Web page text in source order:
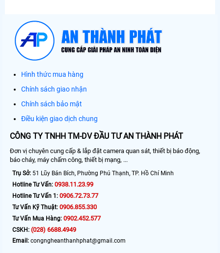
Hình thức mua hàng
Chính sách giao nhận
Chính sách bảo mật
Điều kiện giao dịch chung
CÔNG TY TNHH TM-DV ĐẦU TƯ AN THÀNH PHÁT
Đơn vị chuyên cung cấp & lắp đặt camera quan sát, thiết bị báo động,
báo cháy, máy chấm công, thiết bị mạng, ...
Trụ Sở: 51 Lũy Bán Bích, Phường Phú Thạnh, TP. Hồ Chí Minh
Hotline Tư Vấn: 0938.11.23.99
Hotline Tư Vấn 1: 0906.72.73.77
Tư Vấn Kỹ Thuật: 0906.855.330
Tư Vấn Mua Hàng: 0902.452.577
CSKH: (028) 6688.4949
Email: congngheanthanhphat@gmail.com